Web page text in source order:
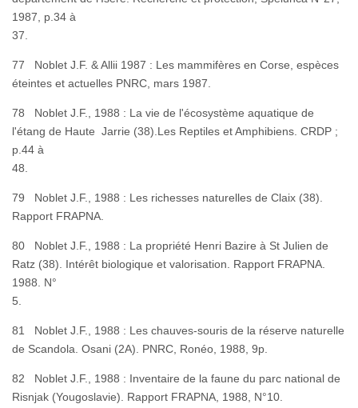
1987, p.34 à
77 Noblet J.F. & Allii 1987 : Les mammifères en Corse, espèces
éteintes et actuelles PNRC, mars 1987.
78 Noblet J.F., 1988 : La vie de l'écosystème aquatique de
l'étang de Haute Jarrie (38).Les Reptiles et Amphibiens. CRDP ;
p.44 à
79 Noblet J.F., 1988 : Les richesses naturelles de Claix (38).
Rapport FRAPNA.
80 Noblet J.F., 1988 : La propriété Henri Bazire à St Julien de
Ratz (38). Intérêt biologique et valorisation. Rapport FRAPNA.
1988. N°
81 Noblet J.F., 1988 : Les chauves-souris de la réserve naturelle
de Scandola. Osani (2A). PNRC, Ronéo, 1988, 9p.
82 Noblet J.F., 1988 : Inventaire de la faune du parc national de
Risnjak (Yougoslavie). Rapport FRAPNA, 1988, N°10.